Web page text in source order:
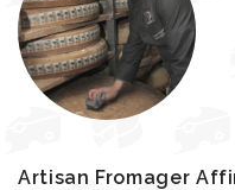
Artisan Fromager